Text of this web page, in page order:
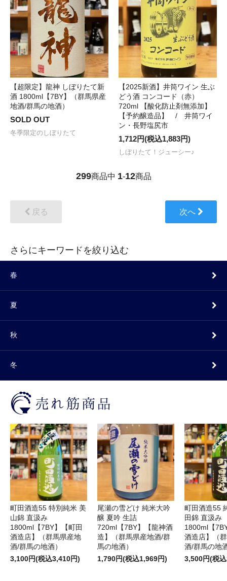
【超限定】龍神 しぼりたて新
酒 1800ml【7BY】（群馬県産
地酒/群馬の地酒）
SOLD OUT
冬季限定のしぼりたて
【2025新酒】井筒ワイン 生ぶ
どう酒 コンコード（赤）
720ml 【酸化防止剤無添加】
【予約醸造品】 / 井筒ワイ
ン・長野塩尻市
1,712円(税込1,883円)
しぼりたて！ジューシー♪
299商品中 1-12商品
戻る 次へ
さらにキーワードを絞り込む
春
夏
秋
冬
町田酒造55 特別純米 美
山錦 直汲み
1800ml【7BY】【町田
酒造店】（群馬県産地
酒/群馬の地酒）
3,100円(税込3,410円)
尾瀬の雪どけ 純米大吟
醸 夏吟 生詰
720ml【7BY】【龍神酒
造】（群馬県産地酒/群
馬の地酒）
1,790円(税込1,969円)
町田酒造55
田錦 直汲み
1800ml【
酒造店】（
酒/群馬の地
3,500円(税